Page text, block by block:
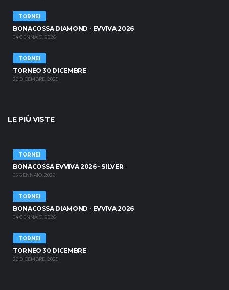
TORNEI
BONACOSSA DIAMOND - EVVIVA 2026
04 GENNAIO, 2026
TORNEI
TORNEO 30 DICEMBRE
29 DICEMBRE, 2025
LE PIÙ VISTE
TORNEI
BONACOSSA EVVIVA 2026 - SILVER
05 GENNAIO, 2026
TORNEI
BONACOSSA DIAMOND - EVVIVA 2026
04 GENNAIO, 2026
TORNEI
TORNEO 30 DICEMBRE
29 DICEMBRE, 2025